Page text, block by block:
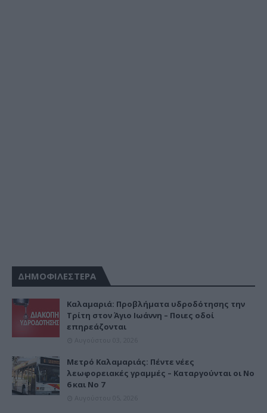
ΔΗΜΟΦΙΛΕΣΤΕΡΑ
Καλαμαριά: Προβλήματα υδροδότησης την
Τρίτη στον Άγιο Ιωάννη – Ποιες οδοί
επηρεάζονται
Μετρό Καλαμαριάς: Πέντε νέες
λεωφορειακές γραμμές – Καταργούνται οι Νο
6 και Νο 7